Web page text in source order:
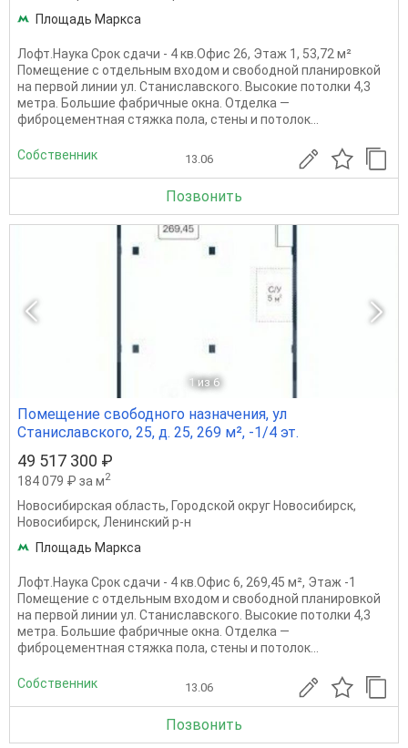
Площадь Маркса
Лофт.Наука Срок сдачи - 4 кв.Офис 26, Этаж 1, 53,72 м²
Помещение с отдельным входом и свободной планировкой
на первой линии ул. Станиславского. Высокие потолки 4,3
метра. Большие фабричные окна. Отделка —
фиброцементная стяжка пола, стены и потолок...
Собственник 13.06
Позвонить
1 из 6
Помещение свободного назначения, ул
Станиславского, 25, д. 25, 269 м², -1/4 эт.
49 517 300 ₽
184 079 ₽ за м2
Новосибирская область, Городской округ Новосибирск,
Новосибирск, Ленинский р-н
Площадь Маркса
Лофт.Наука Срок сдачи - 4 кв.Офис 6, 269,45 м², Этаж -1
Помещение с отдельным входом и свободной планировкой
на первой линии ул. Станиславского. Высокие потолки 4,3
метра. Большие фабричные окна. Отделка —
фиброцементная стяжка пола, стены и потолок...
Собственник 13.06
Позвонить